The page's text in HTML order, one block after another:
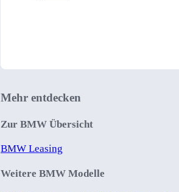
Mehr entdecken
Zur BMW Übersicht
BMW Leasing
Weitere BMW Modelle